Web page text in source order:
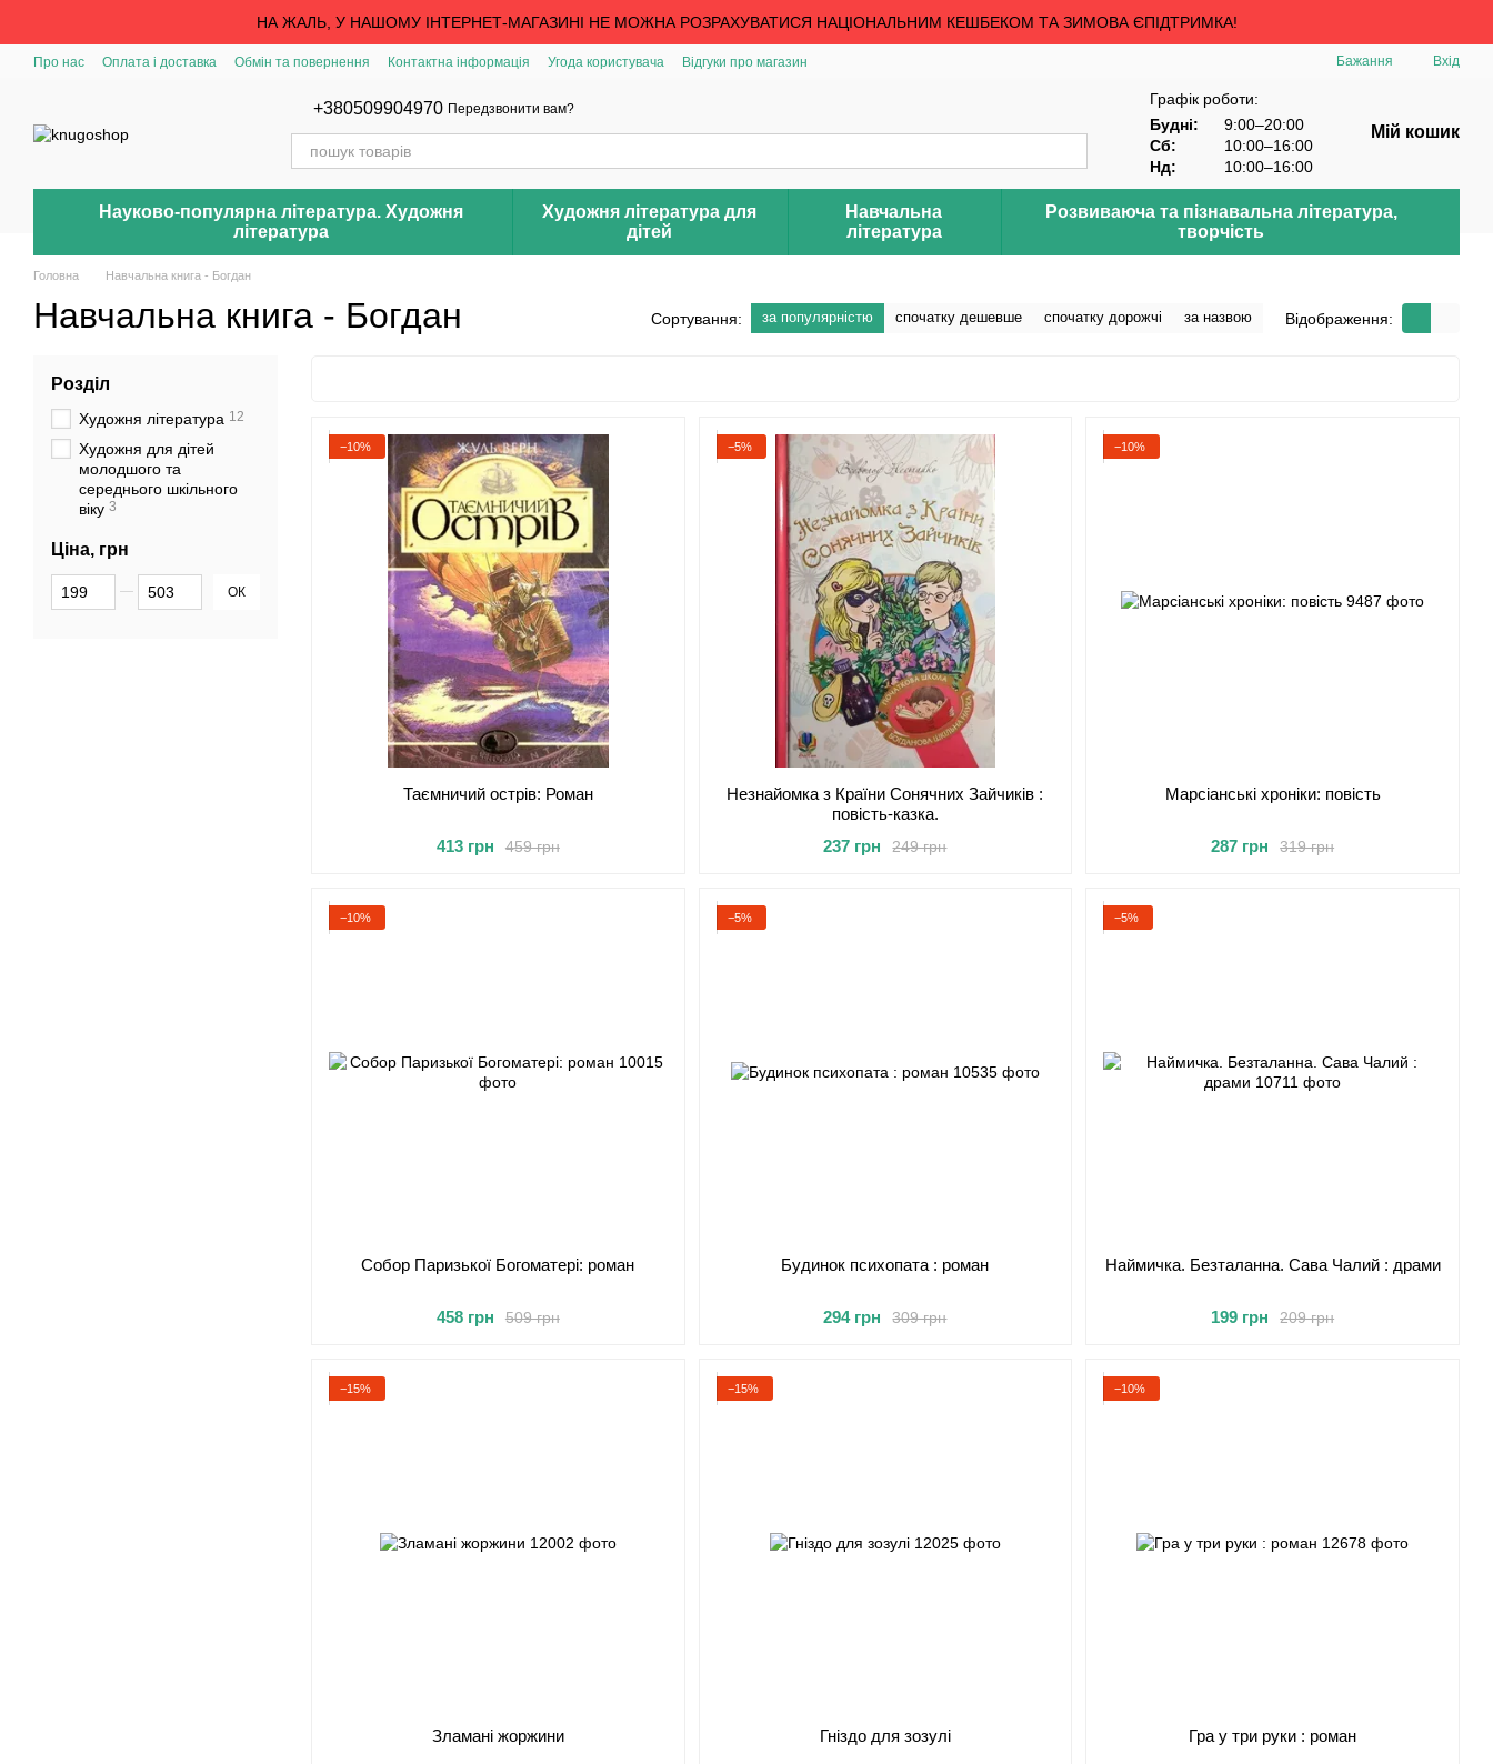
НА ЖАЛЬ, У НАШОМУ ІНТЕРНЕТ-МАГАЗИНІ НЕ МОЖНА РОЗРАХУВАТИСЯ НАЦІОНАЛЬНИМ КЕШБЕКОМ ТА ЗИМОВА ЄПІДТРИМКА!
Про нас Оплата і доставка Обмін та повернення Контактна інформація Угода користувача Відгуки про магазин Бажання Вхід
+380509904970 Передзвонити вам?
Графік роботи:
Будні:
9:00–20:00
Сб:
10:00–16:00
Нд:
10:00–16:00
Мій кошик
Науково-популярна література. Художня
література
Художня література для
дітей
Навчальна
література
Розвиваюча та пізнавальна література,
творчість
Головна Навчальна книга - Богдан
Навчальна книга - Богдан Сортування: за популярністю спочатку дешевше спочатку дорожчі за назвою Відображення:
−10%
Таємничий острів: Роман
459 грн
413 грн
−5%
Незнайомка з Країни Сонячних Зайчиків :
повість-казка.
249 грн
237 грн
−10%
Марсіанські хроніки: повість
319 грн
287 грн
−10%
Собор Паризької Богоматері: роман
509 грн
458 грн
−5%
Будинок психопата : роман
309 грн
294 грн
−5%
Наймичка. Безталанна. Сава Чалий : драми
209 грн
199 грн
−15%
Зламані жоржини
−15%
Гніздо для зозулі
−10%
Гра у три руки : роман
Розділ
Художня література 12
Художня для дітей
молодшого та
середнього шкільного
віку 3
Ціна, грн
Від Ціна, грн
До Ціна, грн ОК